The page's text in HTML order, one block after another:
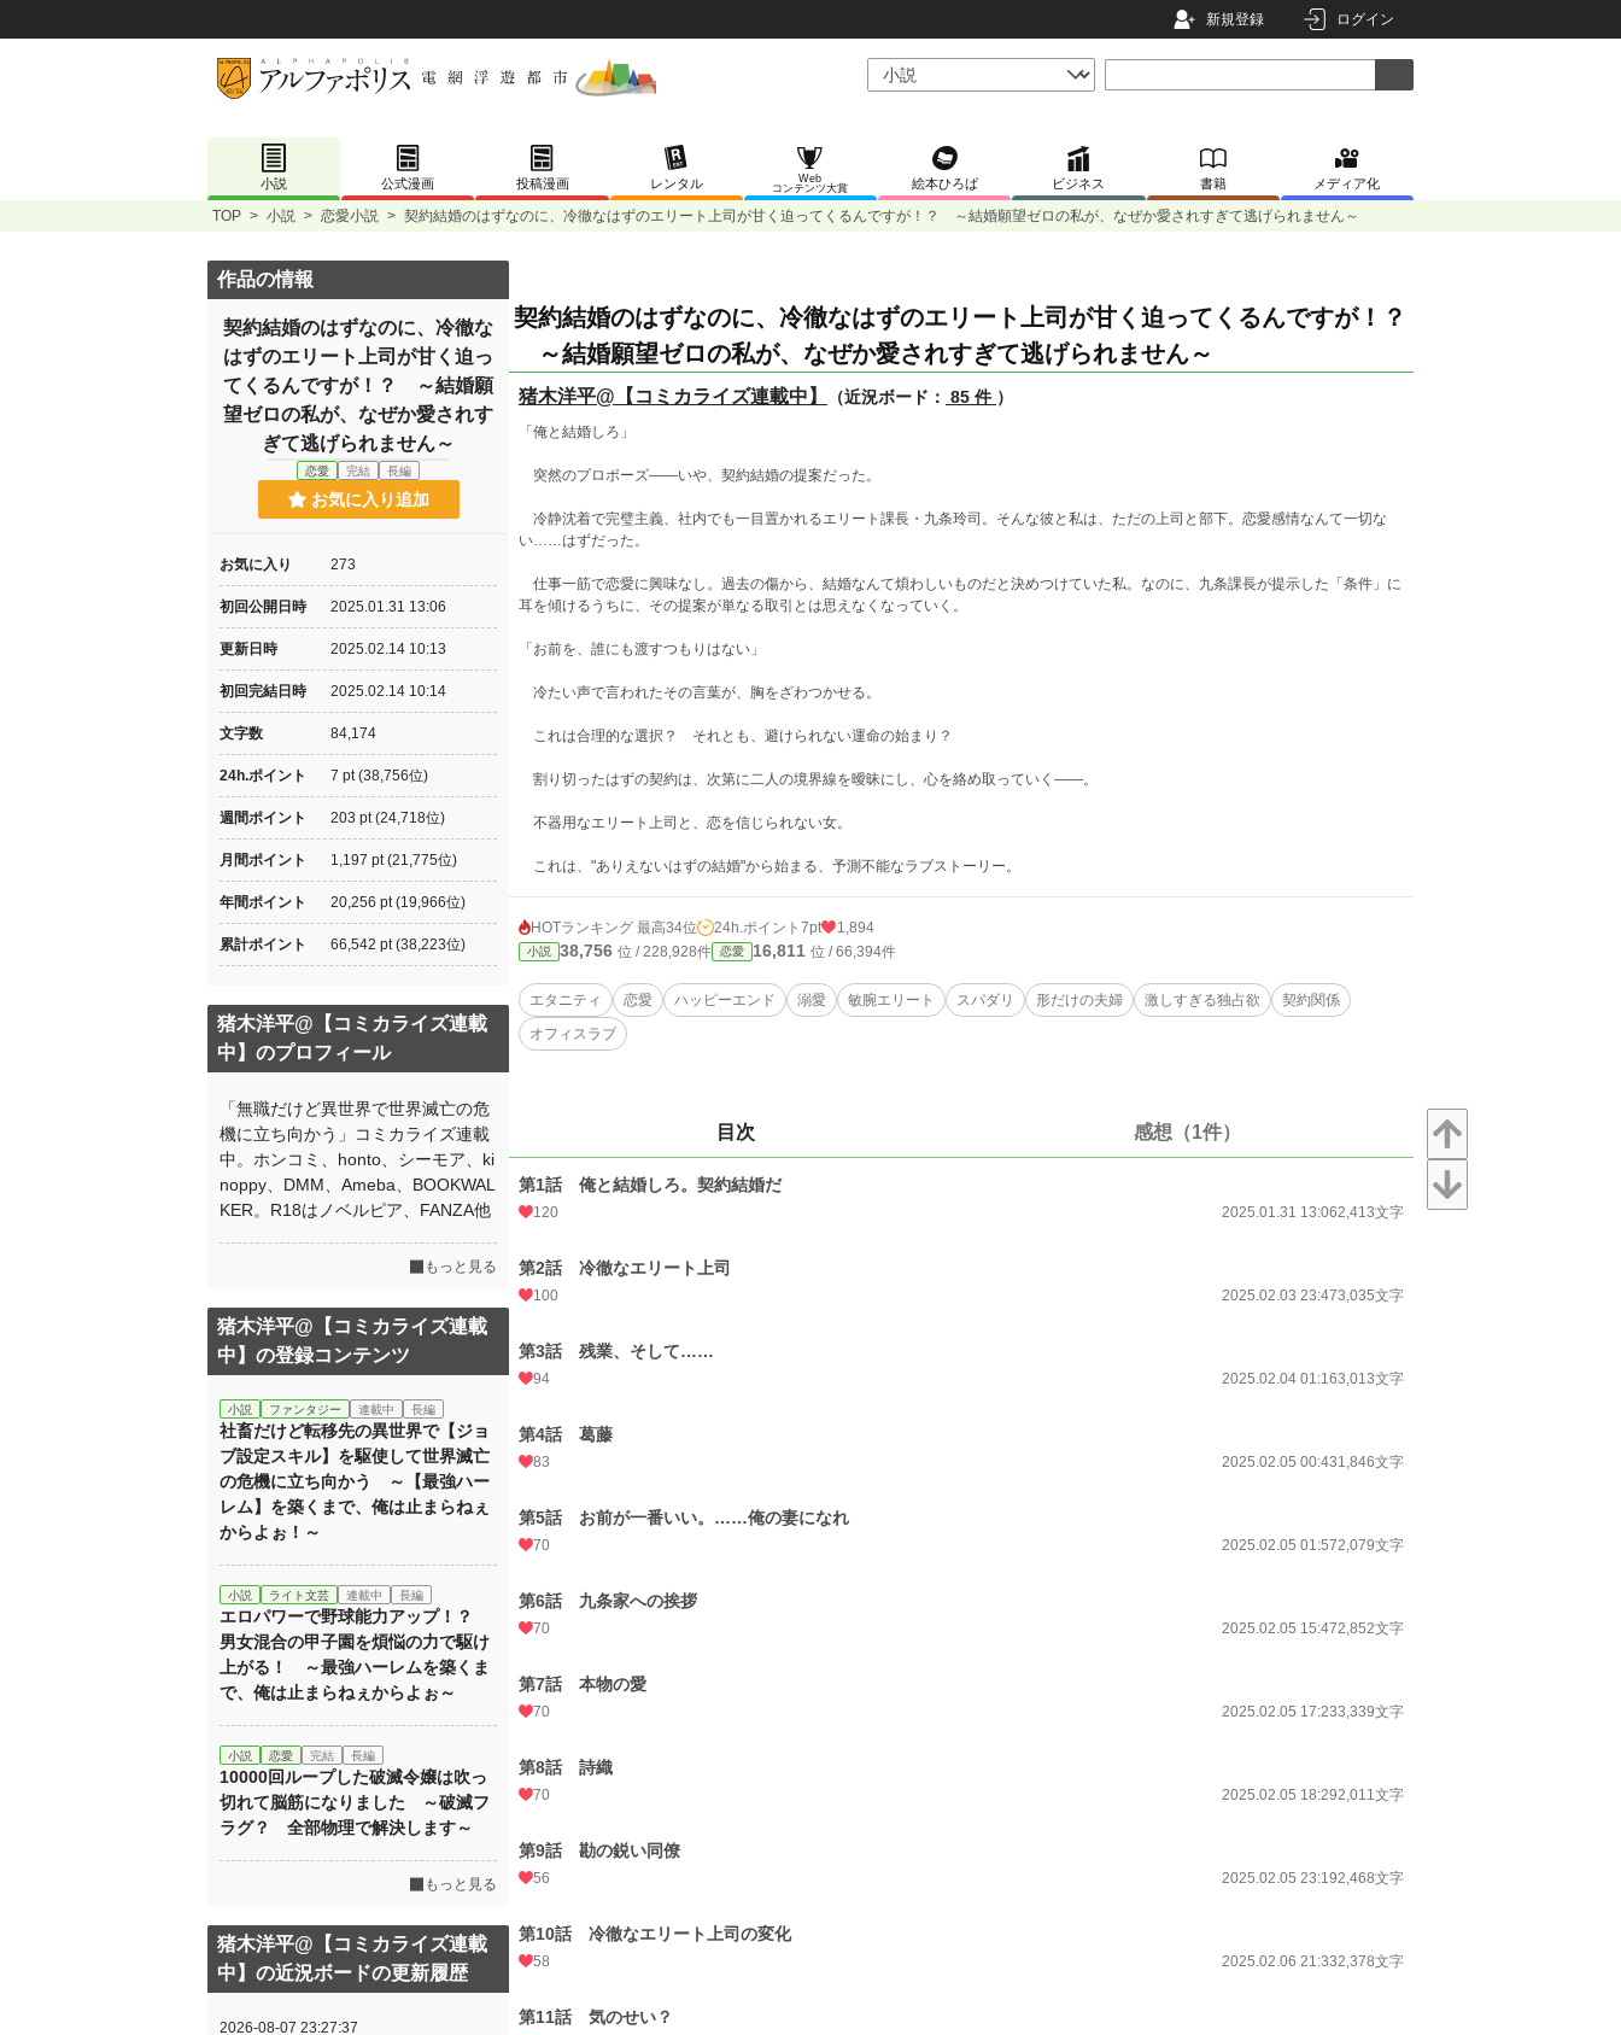
新規登録 ログイン
小説 公式漫画 投稿漫画 レンタル
Web
コンテンツ大賞
絵本ひろば ビジネス 書籍 メディア化
TOP > 小説 > 恋愛小説 > 契約結婚のはずなのに、冷徹なはずのエリート上司が甘く迫ってくるんですが！？ ～結婚願望ゼロの私が、なぜか愛されすぎて逃げられません～
契約結婚のはずなのに、冷徹なはずのエリート上司が甘く迫ってくるんですが！？
～結婚願望ゼロの私が、なぜか愛されすぎて逃げられません～
猪木洋平@【コミカライズ連載中】 （近況ボード： 85 件 ）
「俺と結婚しろ」
突然のプロポーズ――いや、契約結婚の提案だった。
冷静沈着で完璧主義、社内でも一目置かれるエリート課長・九条玲司。そんな彼と私は、ただの上司と部下。恋愛感情なんて一切な
い……はずだった。
仕事一筋で恋愛に興味なし。過去の傷から、結婚なんて煩わしいものだと決めつけていた私。なのに、九条課長が提示した「条件」に
耳を傾けるうちに、その提案が単なる取引とは思えなくなっていく。
「お前を、誰にも渡すつもりはない」
冷たい声で言われたその言葉が、胸をざわつかせる。
これは合理的な選択？ それとも、避けられない運命の始まり？
割り切ったはずの契約は、次第に二人の境界線を曖昧にし、心を絡め取っていく――。
不器用なエリート上司と、恋を信じられない女。
これは、"ありえないはずの結婚"から始まる、予測不能なラブストーリー。
HOTランキング 最高34位 24h.ポイント 7pt 1,894
小説 38,756 位 / 228,928件 恋愛 16,811 位 / 66,394件
エタニティ 恋愛 ハッピーエンド 溺愛 敏腕エリート スパダリ 形だけの夫婦 激しすぎる独占欲
契約関係
オフィスラブ
目次 感想（1件）
第1話 俺と結婚しろ。契約結婚だ
120 2025.01.31 13:062,413文字
第2話 冷徹なエリート上司
100 2025.02.03 23:473,035文字
第3話 残業、そして……
94 2025.02.04 01:163,013文字
第4話 葛藤
83 2025.02.05 00:431,846文字
第5話 お前が一番いい。……俺の妻になれ
70 2025.02.05 01:572,079文字
第6話 九条家への挨拶
70 2025.02.05 15:472,852文字
第7話 本物の愛
70 2025.02.05 17:233,339文字
第8話 詩織
70 2025.02.05 18:292,011文字
第9話 勘の鋭い同僚
56 2025.02.05 23:192,468文字
第10話 冷徹なエリート上司の変化
58 2025.02.06 21:332,378文字
第11話 気のせい？
作品の情報
契約結婚のはずなのに、冷徹な
はずのエリート上司が甘く迫っ
てくるんですが！？ ～結婚願
望ゼロの私が、なぜか愛されす
ぎて逃げられません～
恋愛 完結 長編
お気に入り追加
お気に入り 273
初回公開日時 2025.01.31 13:06
更新日時 2025.02.14 10:13
初回完結日時 2025.02.14 10:14
文字数 84,174
24h.ポイント 7 pt (38,756位)
週間ポイント 203 pt (24,718位)
月間ポイント 1,197 pt (21,775位)
年間ポイント 20,256 pt (19,966位)
累計ポイント 66,542 pt (38,223位)
猪木洋平@【コミカライズ連載
中】のプロフィール
「無職だけど異世界で世界滅亡の危
機に立ち向かう」コミカライズ連載
中。ホンコミ、honto、シーモア、ki
noppy、DMM、Ameba、BOOKWAL
KER。R18はノベルピア、FANZA他
もっと見る
猪木洋平@【コミカライズ連載
中】の登録コンテンツ
小説 ファンタジー 連載中 長編
社畜だけど転移先の異世界で【ジョ
ブ設定スキル】を駆使して世界滅亡
の危機に立ち向かう ～【最強ハー
レム】を築くまで、俺は止まらねぇ
からよぉ！～
小説 ライト文芸 連載中 長編
エロパワーで野球能力アップ！？
男女混合の甲子園を煩悩の力で駆け
上がる！ ～最強ハーレムを築くま
で、俺は止まらねぇからよぉ～
小説 恋愛 完結 長編
10000回ループした破滅令嬢は吹っ
切れて脳筋になりました ～破滅フ
ラグ？ 全部物理で解決します～
もっと見る
猪木洋平@【コミカライズ連載
中】の近況ボードの更新履歴
2026-08-07 23:27:37